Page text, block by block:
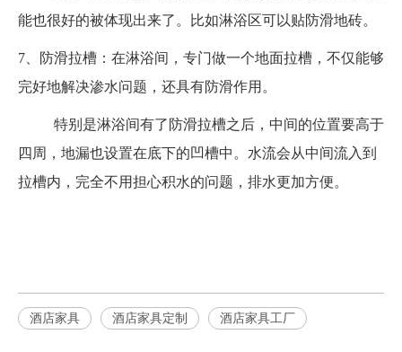
能也很好的被体现出来了。比如淋浴区可以贴防滑地砖。
7、防滑拉槽：在淋浴间，专门做一个地面拉槽，不仅能够
完好地解决渗水问题，还具有防滑作用。
特别是淋浴间有了防滑拉槽之后，中间的位置要高于
四周，地漏也设置在底下的凹槽中。水流会从中间流入到
拉槽内，完全不用担心积水的问题，排水更加方便。
酒店家具 酒店家具定制 酒店家具工厂